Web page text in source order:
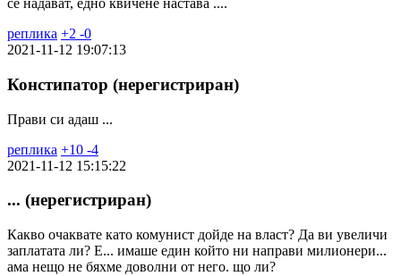
се надават, едно квичене настава ....
реплика +2 -0
2021-11-12 19:07:13
Констипатор (нерегистриран)
Прави си адаш ...
реплика +10 -4
2021-11-12 15:15:22
... (нерегистриран)
Какво очаквате като комунист дойде на власт? Да ви увеличи
заплатата ли? Е... имаше един който ни направи милионери...
ама нещо не бяхме доволни от него. що ли?